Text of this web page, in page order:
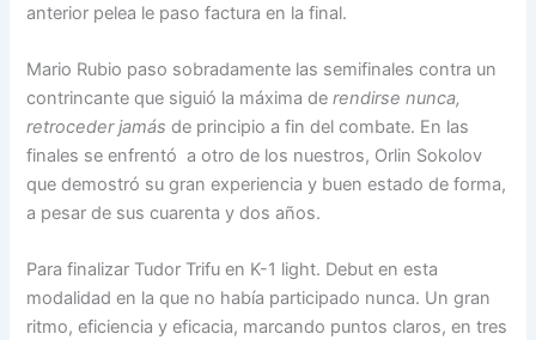
anterior pelea le paso factura en la final.
Mario Rubio paso sobradamente las semifinales contra un
contrincante que siguió la máxima derendirse nunca,
retroceder jamásde principio a fin del combate. En las
finales se enfrentó a otro de los nuestros, Orlin Sokolov
que demostró su gran experiencia y buen estado de forma,
a pesar de sus cuarenta y dos años.
Para finalizar Tudor Trifu en K-1 light. Debut en esta
modalidad en la que no había participado nunca. Un gran
ritmo, eficiencia y eficacia, marcando puntos claros, en tres